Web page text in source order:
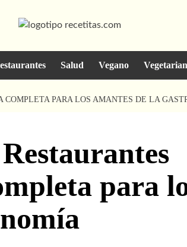
Salud Vegano
COMPLETA PARA LOS AMANTES DE LA
para